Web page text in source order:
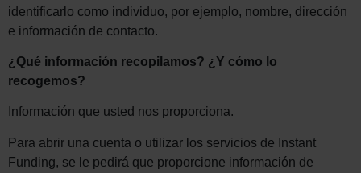
identificarlo como individuo, por ejemplo, nombre, dirección
e información de contacto.
¿Qué información recopilamos? ¿Y cómo lo
recogemos?
Información que usted nos proporciona.
Para abrir una cuenta o utilizar los servicios de Instant
Funding, se le pedirá que proporcione información de